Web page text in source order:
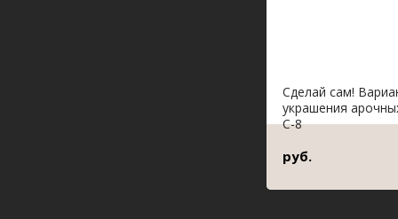
Сделай сам!
украшения
С-8
руб.